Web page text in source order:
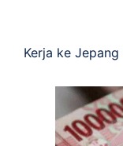
Kerja ke Jepang